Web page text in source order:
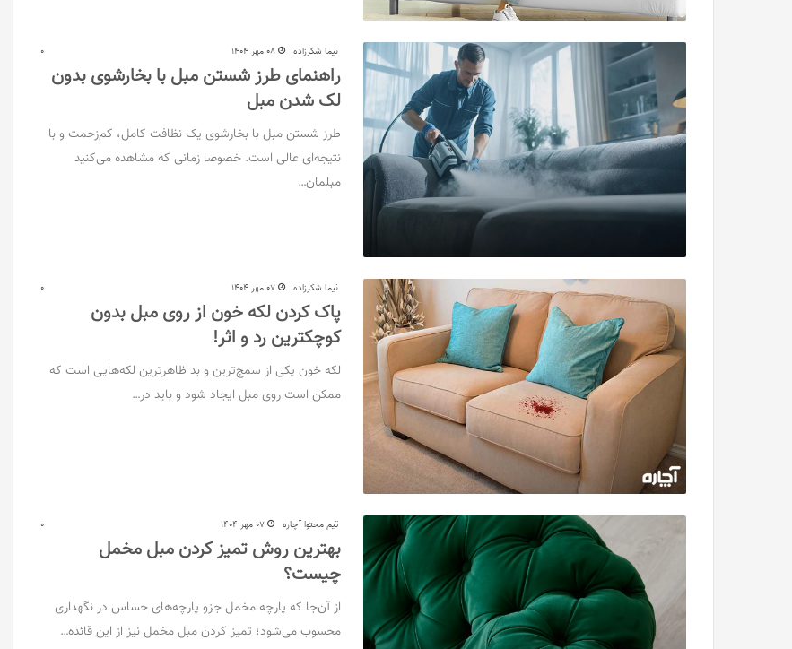
نیما شکرزاده 08 مهر 1404 0
راهنمای طرز شستن مبل با بخارشوی بدون
لک شدن مبل
طرز شستن مبل با بخارشوی یک نظافت کامل، کم‌زحمت و با
نتیجه‌ای عالی است. خصوصا زمانی که مشاهده می‌کنید
مبلمان…
نیما شکرزاده 07 مهر 1404 0
پاک کردن لکه خون از روی مبل بدون
کوچکترین رد و اثر!
لکه خون یکی از سمج‌ترین و بد ظاهرترین لکه‌هایی است که
ممکن است روی مبل ایجاد شود و باید در…
تیم محتوا آچاره 07 مهر 1404 0
بهترین روش تمیز کردن مبل مخمل
چیست؟
از آن‌جا که پارچه مخمل جزو پارچه‌های حساس در نگهداری
محسوب می‌شود؛ تمیز کردن مبل مخمل نیز از این قائده…